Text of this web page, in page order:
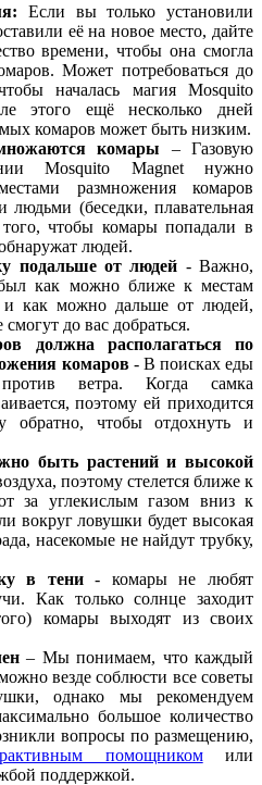
Если вы только установили
её на новое место, дайте
времени, чтобы она смогла
Может потребоваться до
началась магия Mosquito
этого ещё несколько дней
комаров может быть низким.
комары – Газовую
Mosquito Magnet нужно
размножения комаров
людьми (беседки, плавательная
чтобы комары попадали в
людей.
подальше от людей - Важно,
как можно ближе к местам
и как можно дальше от людей,
до вас добраться.
должна располагаться по
комаров- В поисках еды
ветра. Когда самка
поэтому ей приходится
обратно, чтобы отдохнуть и
быть растений и высокой
поэтому стелется ближе к
за углекислым газом вниз к
вокруг ловушки будет высокая
насекомые не найдут трубку,
в тени- комары не любят
Как только солнце заходит
комары выходят из своих
– Мы понимаем, что каждый
везде соблюсти все советы
однако мы рекомендуем
большое количество
вопросы по размещению,
помощникомили
поддержкой.